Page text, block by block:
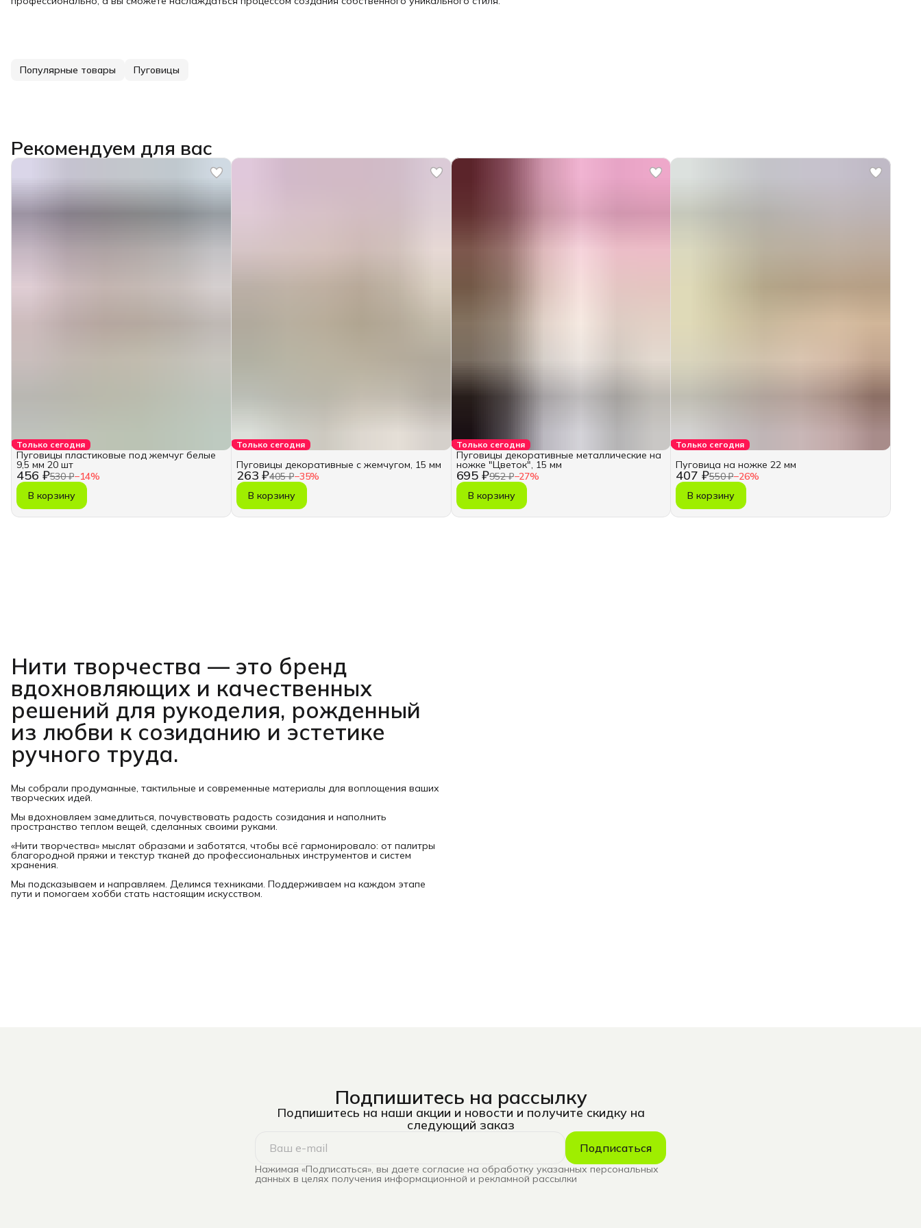
Популярные товары Пуговицы
Рекомендуем для вас
Только сегодня
456 ₽530 ₽−14%
Пуговицы пластиковые под жемчуг белые
9,5 мм 20 шт
В корзину
Только сегодня
263 ₽405 ₽−35%
Пуговицы декоративные с жемчугом, 15 мм
В корзину
Только сегодня
695 ₽952 ₽−27%
Пуговицы декоративные металлические на
ножке "Цветок", 15 мм
В корзину
Только сегодня
407 ₽550 ₽−26%
Пуговица на ножке 22 мм
В корзину
Нити творчества — это бренд
вдохновляющих и качественных
решений для рукоделия, рожденный
из любви к созиданию и эстетике
ручного труда.
Мы собрали продуманные, тактильные и современные материалы для воплощения ваших
творческих идей.
Мы вдохновляем замедлиться, почувствовать радость созидания и наполнить
пространство теплом вещей, сделанных своими руками.
«Нити творчества» мыслят образами и заботятся, чтобы всё гармонировало: от палитры
благородной пряжи и текстур тканей до профессиональных инструментов и систем
хранения.
Мы подсказываем и направляем. Делимся техниками. Поддерживаем на каждом этапе
пути и помогаем хобби стать настоящим искусством.
Подпишитесь на рассылку
Подпишитесь на наши акции и новости и получите скидку на
следующий заказ
Подписаться
Нажимая «Подписаться», вы даете согласие на обработку указанных персональных
данных в целях получения информационной и рекламной рассылки